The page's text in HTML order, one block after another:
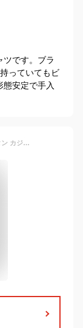
ツです。ブラ
っていてもビ
安定で手入
セットアップ スーツ メンズ 夏 七分袖 一つボタン カジュアルスーツ 細身 無地 フォーマル 結婚式 二次会 お呼ばれ パーティー サイズS〜2XL ジャケット&パンツ 2点セット グレー ネイビー